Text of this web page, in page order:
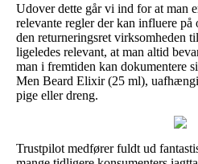
Udover dette går vi ind for at man
relevante regler der kan influere på
den returneringsret virksomheden
ligeledes relevant, at man altid
man i fremtiden kan dokumentere
Men Beard Elixir (25 ml),
pige eller dreng.
Trustpilot medfører fuldt ud